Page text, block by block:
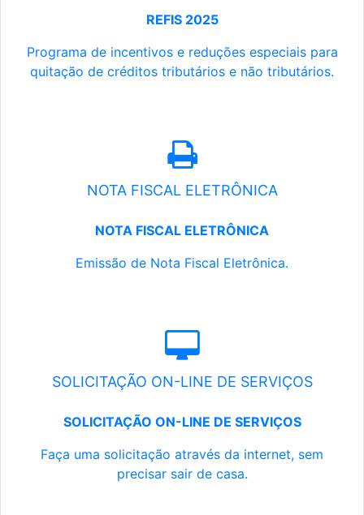
REFIS 2025
Programa de incentivos e reduções especiais para
quitação de créditos tributários e não tributários.
NOTA FISCAL ELETRÔNICA
NOTA FISCAL ELETRÔNICA
Emissão de Nota Fiscal Eletrônica.
SOLICITAÇÃO ON-LINE DE SERVIÇOS
SOLICITAÇÃO ON-LINE DE SERVIÇOS
Faça uma solicitação através da internet, sem
precisar sair de casa.